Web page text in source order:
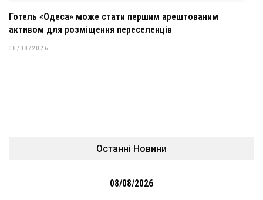
Готель «Одеса» може стати першим арештованим
активом для розміщення переселенців
08/08/2026
Останні Новини
08/08/2026